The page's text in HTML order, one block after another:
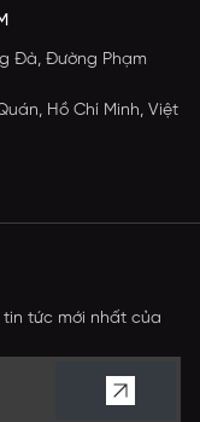
Đà, Đường Phạm
Hồ Chí Minh, Việt
tức mới nhất của